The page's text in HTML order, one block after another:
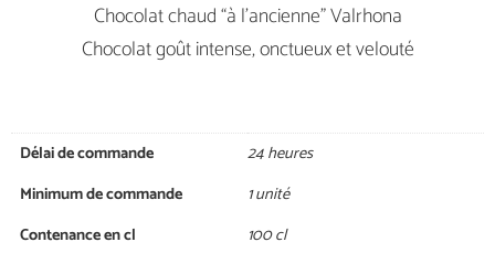
Chocolat chaud “à l’ancienne” Valrhona
Chocolat goût intense, onctueux et velouté
Délai de commande
24 heures
Minimum de commande
1 unité
Contenance en cl
100 cl